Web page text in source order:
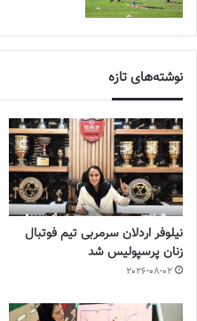
نوشته‌های تازه
نیلوفر اردلان سرمربی تیم فوتبال
زنان پرسپولیس شد
2026-08-02